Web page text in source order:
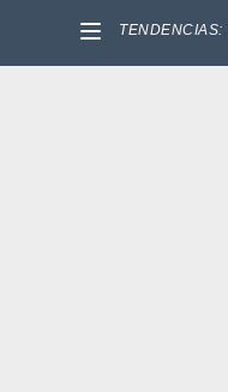
TENDENCIAS: